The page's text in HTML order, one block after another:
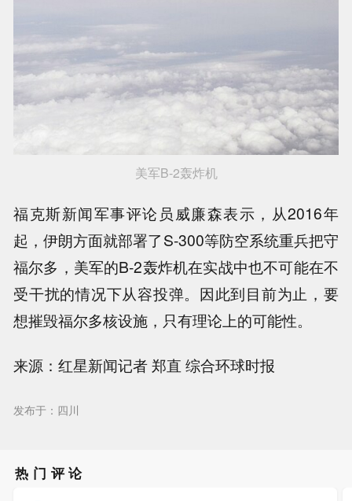
美军B-2轰炸机
福克斯新闻军事评论员威廉森表示，从2016年
起，伊朗方面就部署了S-300等防空系统重兵把守
福尔多，美军的B-2轰炸机在实战中也不可能在不
受干扰的情况下从容投弹。因此到目前为止，要
想摧毁福尔多核设施，只有理论上的可能性。
来源：红星新闻记者 郑直 综合环球时报
发布于：四川
热门评论